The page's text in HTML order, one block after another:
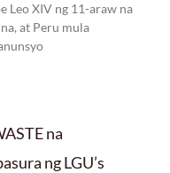
Leo XIV ng 11-araw na
at Peru mula
na
ng LGU’s